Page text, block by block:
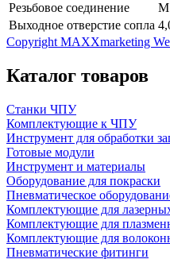
Резьбовое соединение
Выходное отверстие сопла
Copyright MAXXmarketing
Каталог товаров
Станки ЧПУ
Комплектующие к ЧПУ
Инструмент для обработки
Готовые модули
Инструмент и материалы
Оборудование для покраски
Пневматическое
Комплектующие для
Комплектующие для
Комплектующие для
Пневматические фитинги